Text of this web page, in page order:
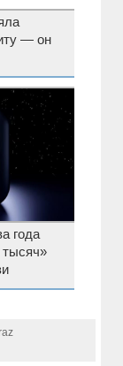
— он
года
тысяч»